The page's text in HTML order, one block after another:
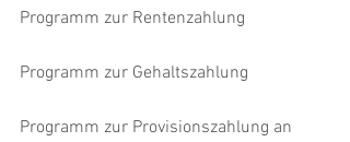
Programm zur Rentenzahlung
Programm zur Gehaltszahlung
Programm zur Provisionszahlung an